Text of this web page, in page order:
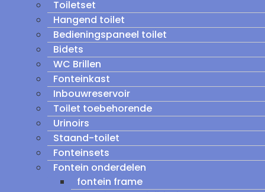
Toiletset
Hangend toilet
Bedieningspaneel toilet
Bidets
WC Brillen
Fonteinkast
Inbouwreservoir
Toilet toebehorende
Urinoirs
Staand-toilet
Fonteinsets
Fontein onderdelen
fontein frame